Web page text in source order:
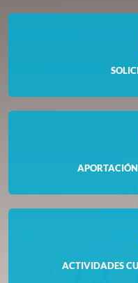
ACTIVIDADES